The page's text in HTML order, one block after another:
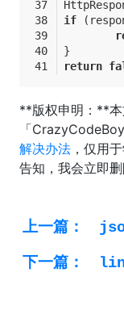
if
}
return
**版权申明：**
「CrazyCodeBoy
解决办法 ，仅用
告知，我会立即删
上一篇：
下一篇：